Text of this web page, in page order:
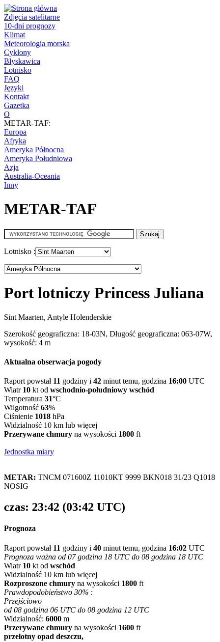
Zdjęcia satelitarne
10-dni prognozy
Klimat
Meteorologia morska
Cyklony
Błyskawica
Lotnisko
FAQ
Języki
Kontakt
Gazetka
O
METAR-TAF:
Europa
Afryka
Ameryka Północna
Ameryka Południowa
Azja
Australia-Oceania
Inny
METAR-TAF
Lotnisko :
Port lotniczy Princess Juliana
Sint Maarten, Antyle Holenderskie
Szerokość geograficzna: 18-03N, Długość geograficzna: 063-07W,
wysokość: 4 m
Aktualna obserwacja pogody
Raport powstał 11 godziny i 42 minut temu, godzina 16:00 UTC
Wiatr 10 kt od wschodnio-południowy wschód
Temperatura 31°C
Wilgotność 63%
Ciśnienie 1018 hPa
Widzialność 10 km lub więcej
Przerywane chmury na wysokości 1800 ft
Jednostka miary
METAR: TNCM 071600Z 11010KT 9999 BKN018 31/23 Q1018
NOSIG
czas: 23:42 (03:42 UTC)
Prognoza
Raport powstał 11 godziny i 40 minut temu, godzina 16:02 UTC
Prognoza ważna od 07 godzina 18 UTC do 08 godzina 18 UTC
Wiatr 10 kt od wschód
Widzialność 10 km lub więcej
Rozproszone chmury na wysokości 1800 ft
Prawdopodobieństwo 30% :
Przejściowo
od 08 godzina 06 UTC do 08 godzina 12 UTC
Widzialność: 6000 m
Przerywane chmury na wysokości 1600 ft
przelotny opad deszczu,